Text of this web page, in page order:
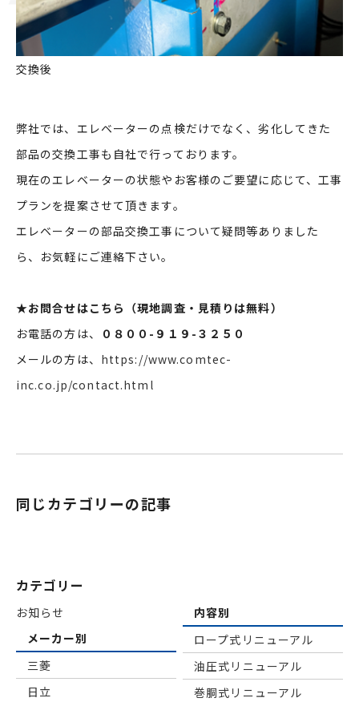
交換後
弊社では、エレベーターの点検だけでなく、劣化してきた
部品の交換工事も自社で行っております。
現在のエレベーターの状態やお客様のご要望に応じて、工事
プランを提案させて頂きます。
エレベーターの部品交換工事について疑問等ありました
ら、お気軽にご連絡下さい。
★お問合せはこちら（現地調査・見積りは無料）
お電話の方は、
０８００-９１９-３２５０
メールの方は、 https://www.comtec-
inc.co.jp/contact.html
同じカテゴリーの記事
カテゴリー
お知らせ
メーカー別
三菱
日立
内容別
ロープ式リニューアル
油圧式リニューアル
巻胴式リニューアル